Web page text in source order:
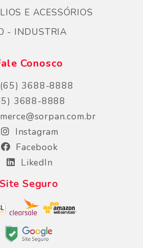
E ACESSÓRIOS
- INDUSTRIA
Conosco
(65) 3688-8888
3688-8888
Instagram
Facebook
LikedIn
Site Seguro